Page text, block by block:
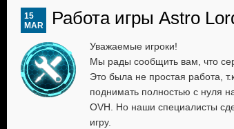
Работа игры Astro
15
MAR
Уважаемые игроки!
Мы рады сообщить вам, что
Это была не простая работа,
поднимать полностью с нуля
OVH. Но наши специалисты
игру.